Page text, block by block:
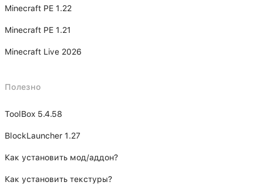
Minecraft PE 1.22
Minecraft PE 1.21
Minecraft Live 2026
Полезно
ToolBox 5.4.58
BlockLauncher 1.27
Как установить мод/аддон?
Как установить текстуры?